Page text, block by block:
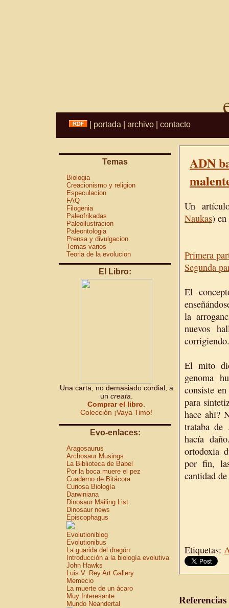
portada archivo contacto
Temas
Biologia
Creacionismo y religion
Especulacion
FAQ
Filogenia
Paleofrikadas
Paleoilustracion
Paleontologia
Prensa y divulgacion
Temas varios
Teoria de la evolucion
El Libro:
Una carta, no demasiado cordial, a
un creata
Comprar el libro
Colección ¡Vaya Timo!
Evo-enlaces:
Aragosaurus
Archosaur Musings
La Biblioteca de Babel
Por la boca muere el pez
Cuaderno de Bitácora
Curiosa Biología
Darwiniana
Dinosaur Mailing List
Dinosaur news
Episcophagus
Evolutioniblog
Evolutionibus
La guarida del dragón
Introducción a la biología evolutiva
John Hawks
Luis V. Rey Art Gallery
Memecio
La muerte de un ácaro
Muy Interesante
Mundo Neandertal
ADN
Un
Naukas)
Primera
Segunda
El
la
nuevos
corrigiendo.
El mito
genoma
consiste
para
hace ahí?
trataba de
hacía
ortodoxia
por fin,
cantidad
Etiquetas: